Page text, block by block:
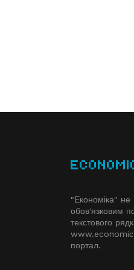
"Економіка" не
обов'язковим
текстового
портал.